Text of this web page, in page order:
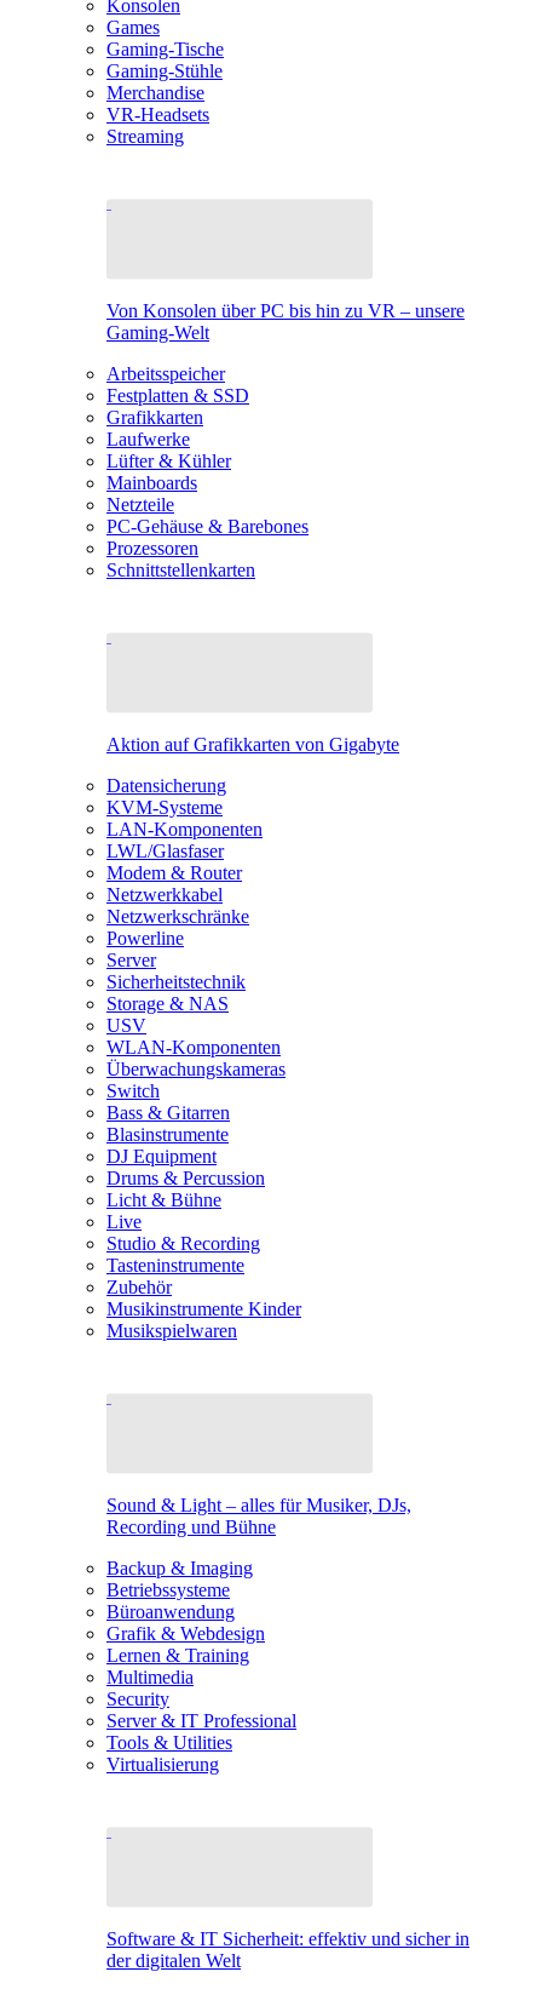
Konsolen
Games
Gaming-Tische
Gaming-Stühle
Merchandise
VR-Headsets
Streaming
Von Konsolen über PC bis hin zu VR – unsere
Gaming-Welt
Arbeitsspeicher
Festplatten & SSD
Grafikkarten
Laufwerke
Lüfter & Kühler
Mainboards
Netzteile
PC-Gehäuse & Barebones
Prozessoren
Schnittstellenkarten
Aktion auf Grafikkarten von Gigabyte
Datensicherung
KVM-Systeme
LAN-Komponenten
LWL/Glasfaser
Modem & Router
Netzwerkkabel
Netzwerkschränke
Powerline
Server
Sicherheitstechnik
Storage & NAS
USV
WLAN-Komponenten
Überwachungskameras
Switch
Bass & Gitarren
Blasinstrumente
DJ Equipment
Drums & Percussion
Licht & Bühne
Live
Studio & Recording
Tasteninstrumente
Zubehör
Musikinstrumente Kinder
Musikspielwaren
Sound & Light – alles für Musiker, DJs,
Recording und Bühne
Backup & Imaging
Betriebssysteme
Büroanwendung
Grafik & Webdesign
Lernen & Training
Multimedia
Security
Server & IT Professional
Tools & Utilities
Virtualisierung
Software & IT Sicherheit: effektiv und sicher in
der digitalen Welt